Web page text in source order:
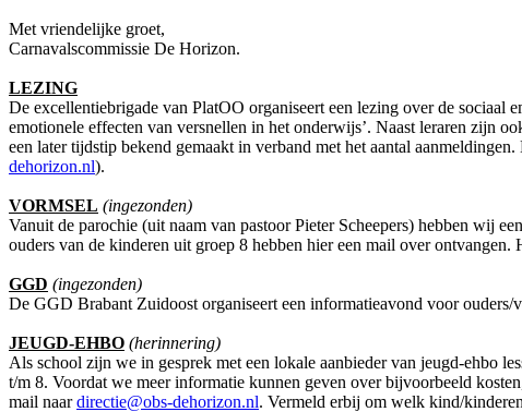
Met vriendelijke groet,
Carnavalscommissie De Horizon.
LEZING
De excellentiebrigade van PlatOO organiseert een lezing over de
emotionele effecten van versnellen in het onderwijs’. Naast leraren zijn
een later tijdstip bekend gemaakt in verband met het aantal
dehorizon.nl).
VORMSEL (ingezonden)
Vanuit de parochie (uit naam van pastoor Pieter Scheepers) hebben wij
ouders van de kinderen uit groep 8 hebben hier een mail over
GGD (ingezonden)
De GGD Brabant Zuidoost organiseert een informatieavond voor ouders/
JEUGD-EHBO (herinnering)
Als school zijn we in gesprek met een lokale aanbieder van jeugd-ehbo
t/m 8. Voordat we meer informatie kunnen geven over bijvoorbeeld
mail naardirectie@obs-dehorizon.nl. Vermeld erbij om welk kind/